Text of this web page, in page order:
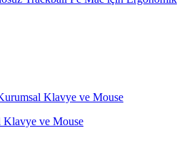
ve Mouse